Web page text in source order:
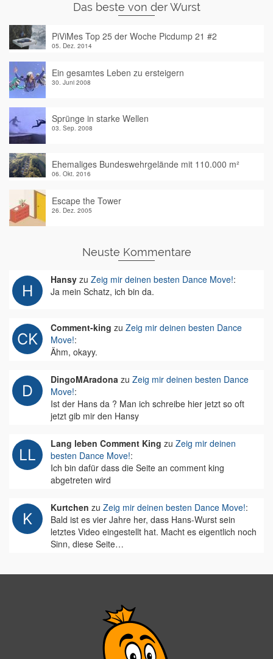
Das beste von der Wurst
PiViMes Top 25 der Woche Picdump 21 #2
05. Dez. 2014
Ein gesamtes Leben zu ersteigern
30. Juni 2008
Sprünge in starke Wellen
03. Sep. 2008
Ehemaliges Bundeswehrgelände mit 110.000 m²
06. Okt. 2016
Escape the Tower
26. Dez. 2005
Neuste Kommentare
Hansy zu Zeig mir deinen besten Dance Move!:
Ja mein Schatz, ich bin da.
Comment-king zu Zeig mir deinen besten Dance
Move!:
Ähm, okayy.
DingoMAradona zu Zeig mir deinen besten Dance
Move!:
Ist der Hans da ? Man ich schreibe hier jetzt so oft
jetzt gib mir den Hansy
Lang leben Comment King zu Zeig mir deinen
besten Dance Move!:
Ich bin dafür dass die Seite an comment king
abgetreten wird
Kurtchen zu Zeig mir deinen besten Dance Move!:
Bald ist es vier Jahre her, dass Hans-Wurst sein
letztes Video eingestellt hat. Macht es eigentlich noch
Sinn, diese Seite…